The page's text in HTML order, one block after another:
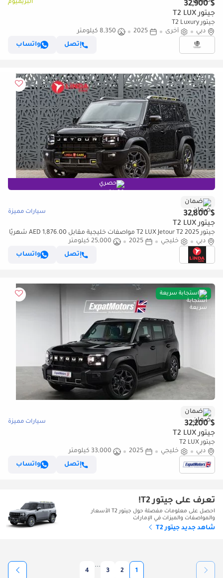
$ 32,900 البريميوم
جيتور T2 LUX
جيتور T2 Luxury
دبي
أخرى 2025
8,350 كيلومتر
إتصل
واتساب
حصري
ضمان
$ 32,800 سيارات مميزة
جيتور T2 LUX
جيتور T2 LUX Jetour T2 2025 مواصفات خليجية مقابل 1,876.00 AED شهريًا
دبي
خليجي 2025
25,000 كيلومتر
إتصل
واتساب
استجابة سريعة
ضمان
$ 32,200 سيارات مميزة
جيتور T2 LUX
جيتور T2 LUX
دبي
خليجي 2025
33,000 كيلومتر
إتصل
واتساب
تعرف على جيتور T2!
احصل على معلومات مفصلة حول جيتور T2 الأسعار
والمواصفات والميزات في الإمارات
شاهد جديد جيتور T2
1
2
3
...
4